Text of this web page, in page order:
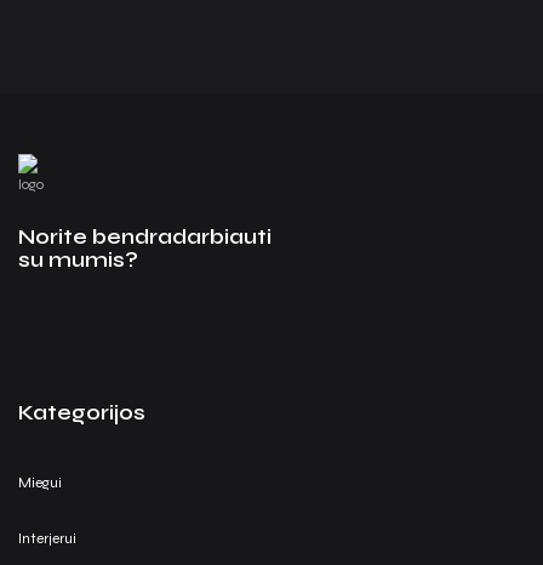
Norite bendradarbiauti
su mumis?
Kategorijos
Miegui
Interjerui